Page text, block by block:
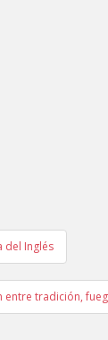
del Inglés
entre tradición,